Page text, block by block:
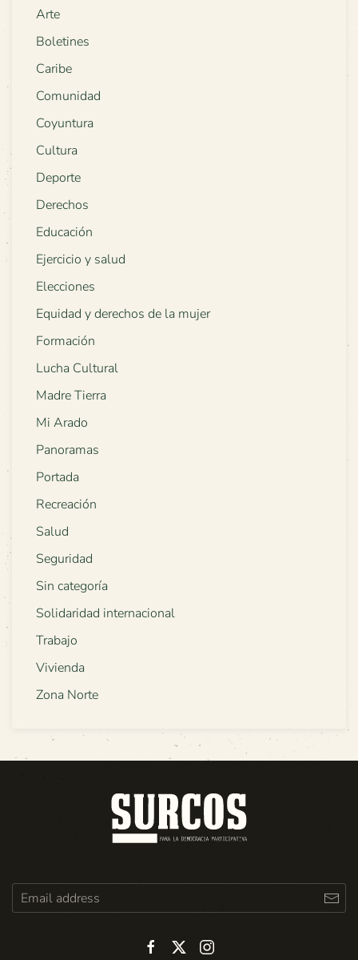
Arte
Boletines
Caribe
Comunidad
Coyuntura
Cultura
Deporte
Derechos
Educación
Ejercicio y salud
Elecciones
Equidad y derechos de la mujer
Formación
Lucha Cultural
Madre Tierra
Mi Arado
Panoramas
Portada
Recreación
Salud
Seguridad
Sin categoría
Solidaridad internacional
Trabajo
Vivienda
Zona Norte